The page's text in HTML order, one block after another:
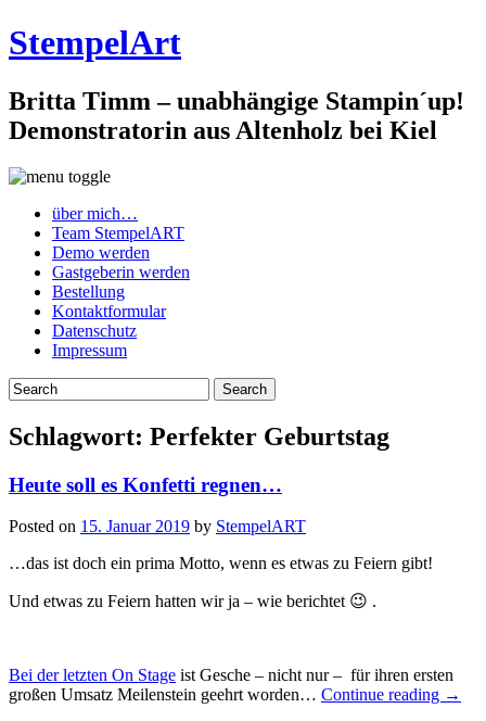
StempelArt
Britta Timm – unabhängige Stampin´up!
Demonstratorin aus Altenholz bei Kiel
über mich…
Team StempelART
Demo werden
Gastgeberin werden
Bestellung
Kontaktformular
Datenschutz
Impressum
Schlagwort: Perfekter Geburtstag
Heute soll es Konfetti regnen…
Posted on 15. Januar 2019 by StempelART
…das ist doch ein prima Motto, wenn es etwas zu Feiern gibt!
Und etwas zu Feiern hatten wir ja – wie berichtet 😉 .
Bei der letzten On Stage ist Gesche – nicht nur – für ihren ersten
großen Umsatz Meilenstein geehrt worden… Continue reading →